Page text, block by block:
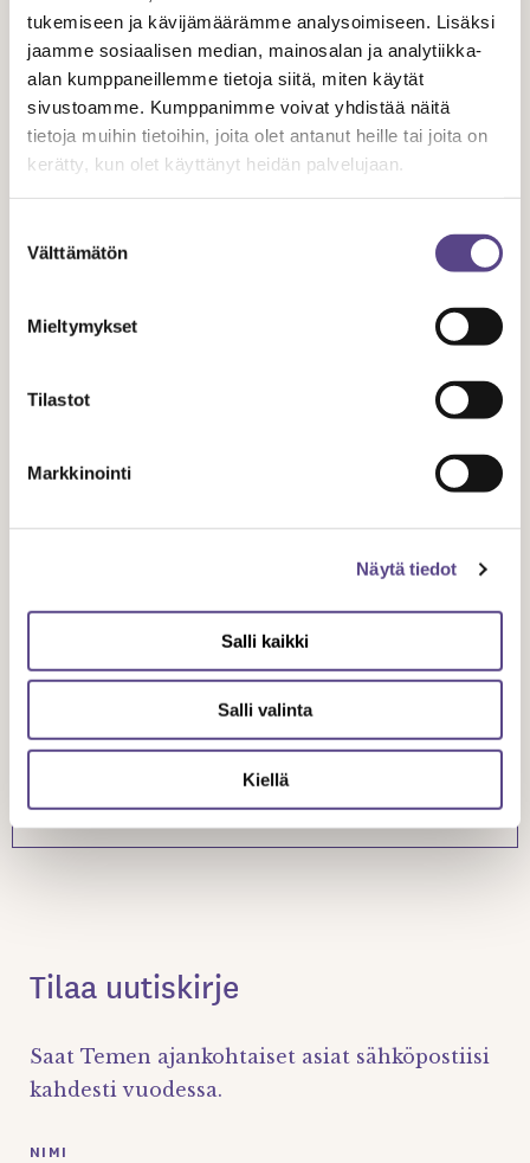
tukemiseen ja kävijämäärämme analysoimiseen. Lisäksi
jaamme sosiaalisen median, mainosalan ja analytiikka-
alan kumppaneillemme tietoja siitä, miten käytät
sivustoamme. Kumppanimme voivat yhdistää näitä
tietoja muihin tietoihin, joita olet antanut heille tai joita on
kerätty, kun olet käyttänyt heidän palvelujaan.
valinta
Välttämätön
Mieltymykset
Tilastot
Markkinointi
Näytä tiedot
Salli kaikki
Salli valinta
Kiellä
4.9.
2025
isku av-alan yrityksille ja työllisyydelle
TUNNE OIKEUTESI
2025
Leikkaukset halvaannuttavat elokuva-
Tilaa uutiskirje
Saat Temen ajankohtaiset asiat sähköpostiisi
kahdesti vuodessa.
NIMI